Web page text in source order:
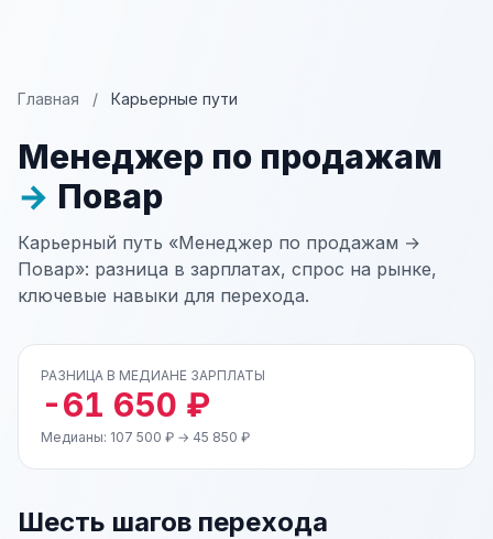
Главная / Карьерные пути
Менеджер по продажам
→ Повар
Карьерный путь «Менеджер по продажам →
Повар»: разница в зарплатах, спрос на рынке,
ключевые навыки для перехода.
РАЗНИЦА В МЕДИАНЕ ЗАРПЛАТЫ
-61 650 ₽
Медианы: 107 500 ₽ → 45 850 ₽
Шесть шагов перехода